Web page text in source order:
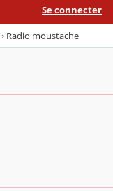
Se connecter
› Radio moustache